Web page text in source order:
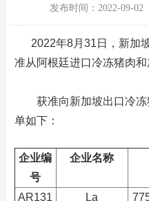
发布时间：2022-09-02
2022年8月31日，新加
准从阿根廷进口冷冻猪肉和
获准向新加坡出口冷冻
单如下：
企业编
号
企业名称
AR131
La